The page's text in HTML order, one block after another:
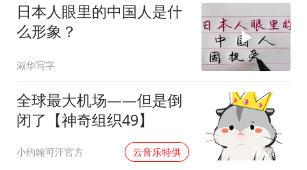
日本人眼里的中国人是什
么形象？
淑华写字
全球最大机场——但是倒
闭了【神奇组织49】
小约翰可汗官方 云音乐特供 00:02